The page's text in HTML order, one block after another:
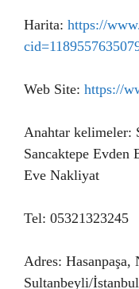
Harita: https://
Web Site: https://
Anahtar kelimeler:
Sancaktepe
Eve Nakliyat
Tel: 05321323245
Adres:
Sultanbeyli/İstanbul